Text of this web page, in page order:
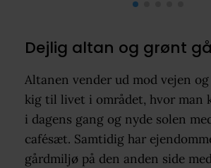
Dejlig altan og grønt
Altanen vender ud mod vejen
kig til livet i området, hvor man
i dagens gang og nyde solen
cafésæt. Samtidig har
gårdmiljø på den anden side